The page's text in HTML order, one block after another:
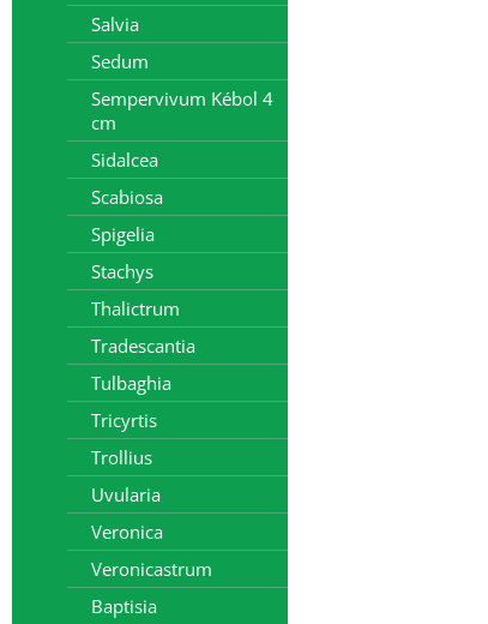
Salvia
Sedum
Sempervivum Kébol 4
cm
Sidalcea
Scabiosa
Spigelia
Stachys
Thalictrum
Tradescantia
Tulbaghia
Tricyrtis
Trollius
Uvularia
Veronica
Veronicastrum
Baptisia